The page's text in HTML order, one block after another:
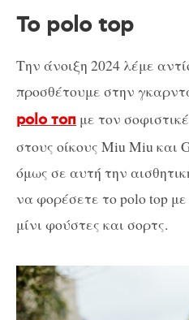
Το polo top
Την άνοιξη 2024 λέμε
προσθέτουμε στην
polo τοπ με τον
στους οίκους Miu Miu και
όμως σε αυτή την
να φορέσετε το polo top
μίνι φούστες και σορτς.